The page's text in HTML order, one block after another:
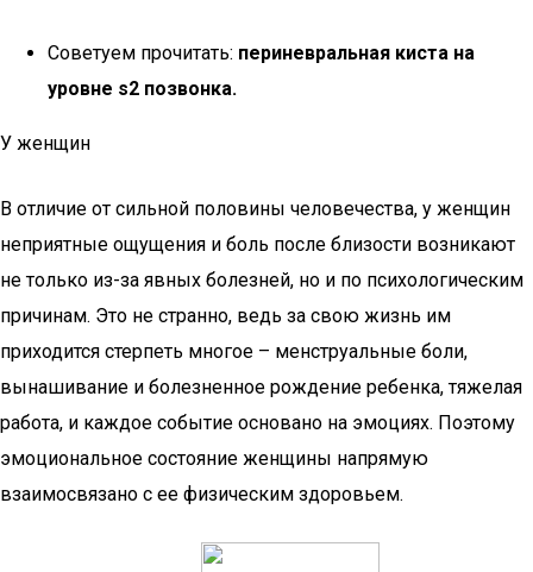
Советуем прочитать: периневральная киста на
уровне s2 позвонка.
У женщин
В отличие от сильной половины человечества, у женщин
неприятные ощущения и боль после близости возникают
не только из-за явных болезней, но и по психологическим
причинам. Это не странно, ведь за свою жизнь им
приходится стерпеть многое – менструальные боли,
вынашивание и болезненное рождение ребенка, тяжелая
работа, и каждое событие основано на эмоциях. Поэтому
эмоциональное состояние женщины напрямую
взаимосвязано с ее физическим здоровьем.